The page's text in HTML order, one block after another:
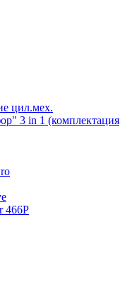
цил.мех.
3 in 1 (комплектация
466P